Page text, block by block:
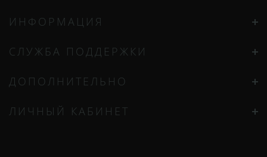
ИНФОРМАЦИЯ
СЛУЖБА ПОДДЕРЖКИ
ДОПОЛНИТЕЛЬНО
ЛИЧНЫЙ КАБИНЕТ